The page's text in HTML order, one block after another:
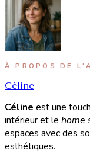
À PROPOS DE
Céline
Céline est une
intérieur et le home
espaces avec des
esthétiques.